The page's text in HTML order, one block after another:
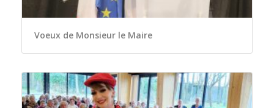
Voeux de Monsieur le Maire